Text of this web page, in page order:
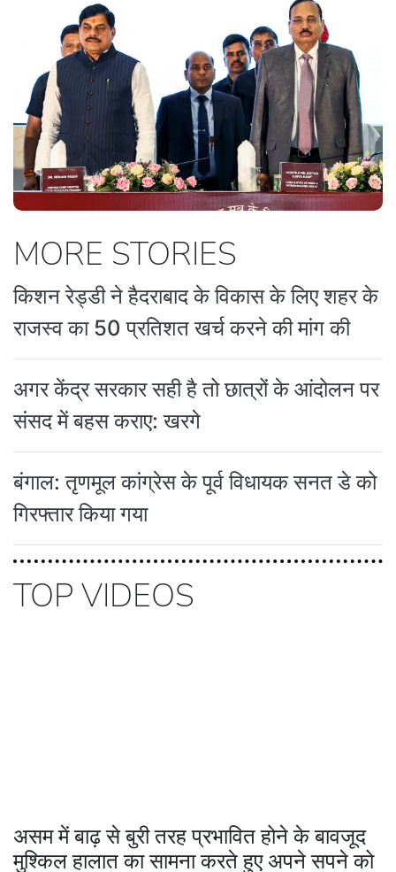
MORE STORIES
किशन रेड्डी ने हैदराबाद के विकास के लिए शहर के
राजस्व का 50 प्रतिशत खर्च करने की मांग की
अगर केंद्र सरकार सही है तो छात्रों के आंदोलन पर
संसद में बहस कराए: खरगे
बंगाल: तृणमूल कांग्रेस के पूर्व विधायक सनत डे को
गिरफ्तार किया गया
TOP VIDEOS
असम में बाढ़ से बुरी तरह प्रभावित होने के बावजूद
मुश्किल हालात का सामना करते हुए अपने सपने को